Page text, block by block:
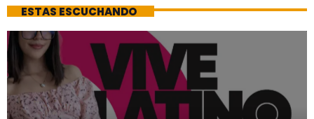
ESTAS ESCUCHANDO